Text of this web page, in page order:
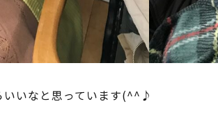
いいなと思っています(^^♪